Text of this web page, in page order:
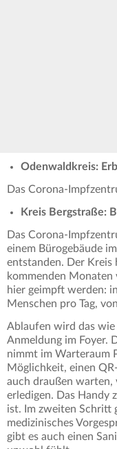
Odenwaldkreis:
Das Corona-
Kreis Bergstraße:
Das Corona-
einem Bürogebäude
entstanden. Der Kreis
kommenden
hier geimpft werden:
Menschen pro Tag,
Ablaufen wird das
Anmeldung im Foyer.
nimmt im Warteraum
Möglichkeit, einen
auch draußen
erledigen. Das Handy
ist. Im zweiten Schritt
medizinisches
gibt es auch einen